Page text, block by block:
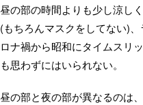
昼の部の時間よりも少し涼し
(もちろんマスクをしてない)
ロナ禍から昭和にタイムスリ
も思わずにはいられない。
昼の部と夜の部が異なるのは